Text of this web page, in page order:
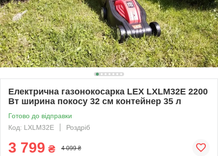
Електрична газонокосарка LEX LXLM32E 2200
Вт ширина покосу 32 см контейнер 35 л
Готово до відправки
Код: LXLM32E
Роздріб
3 799 ₴ 4 099 ₴